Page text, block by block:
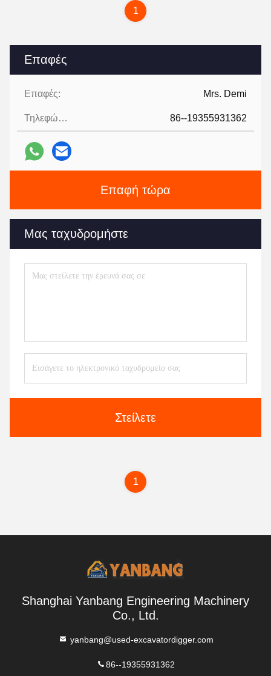
Επαφές
Επαφές: Mrs. Demi
Τηλεφώνημα: 86--19355931362
Επαφή τώρα
Μας ταχυδρομήστε
Στείλετε
1
1
Shanghai Yanbang Engineering Machinery
Co., Ltd.
yanbang@used-excavatordigger.com
86--19355931362